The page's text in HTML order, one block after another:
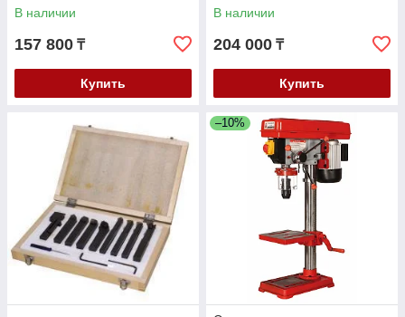
В наличии
157 800 ₸
Купить
В наличии
204 000 ₸
Купить
–10%